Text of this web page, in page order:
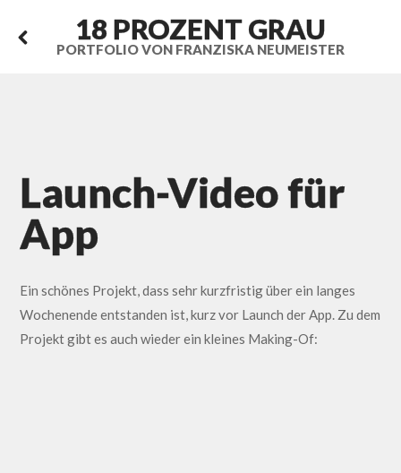
18 PROZENT GRAU
PORTFOLIO VON FRANZISKA NEUMEISTER
Launch-Video für
App
Ein schönes Projekt, dass sehr kurzfristig über ein langes
Wochenende entstanden ist, kurz vor Launch der App. Zu dem
Projekt gibt es auch wieder ein kleines Making-Of: